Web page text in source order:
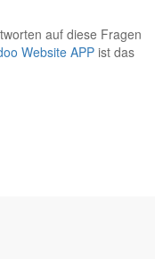
auf diese Fragen
Website APP ist das